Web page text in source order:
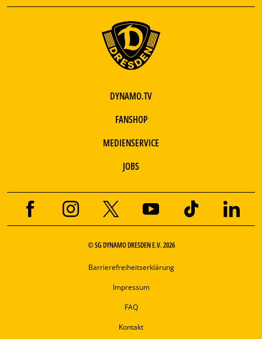
DYNAMO.TV
FANSHOP
MEDIENSERVICE
JOBS
© SG DYNAMO DRESDEN E.V. 2026
Barrierefreiheitserklärung
Impressum
FAQ
Kontakt